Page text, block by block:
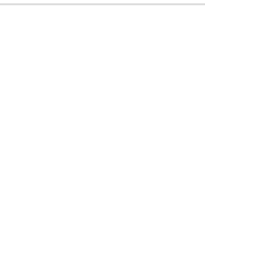
ンのライセンサーは、お客様による「本ソフ
の修正あるいはサポートを行うことについ
のライセンサー、キヤノンの子会社、キヤ
て、商品性および特定の目的への適合性の保
販売代理店または販売店のいずれも、「本
生的または付随的な損害を含むがこれらに限
わないものとします。たとえ、キヤノン、キ
は販売店がかかる損害の可能性について知ら
販売代理店または販売店のいずれも、「本
の間に生じたいかなる紛争についても、一切